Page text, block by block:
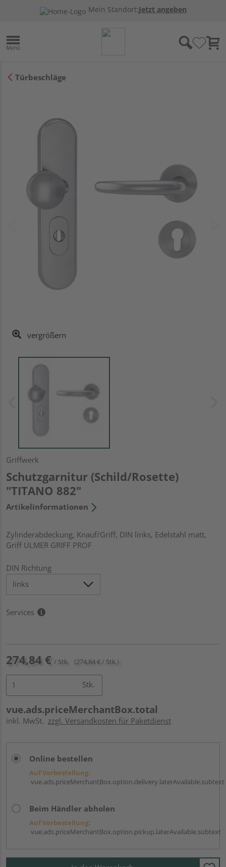
Mein Standort:Jetzt angeben
Türbeschläge
vergrößern
Griffwerk
Schutzgarnitur (Schild/Rosette)
"TITANO 882"
Artikelinformationen
Zylinderabdeckung, Knauf/Griff, DIN links, Edelstahl matt,
Griff ULMER GRIFF PROF
DIN Richtung
Services
274,84 € / Stk. (274,84 € / Stk.)
Stk.
vue.ads.priceMerchantBox.total
inkl. MwSt. zzgl. Versandkosten für Paketdienst
Online bestellen
Auf Vorbestellung:
vue.ads.priceMerchantBox.option.delivery.laterAvailable.subtext
Beim Händler abholen
Auf Vorbestellung:
vue.ads.priceMerchantBox.option.pickup.laterAvailable.subtext